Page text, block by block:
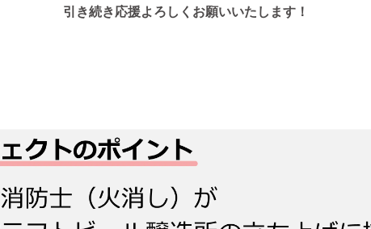
引き続き応援よろしくお願いいたします！